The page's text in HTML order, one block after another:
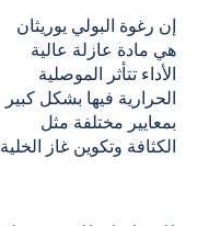
إن رغوة البولي يوريثان
هي مادة عازلة عالية
الأداء تتأثر الموصلية
الحرارية فيها بشكل كبير
بمعايير مختلفة مثل
الكثافة وتكوين غاز الخلية
والرطوبة والتقادم. تزداد
الموصلية الحرارية قليلاً
مع التقدم في العمر،
حيث تنتشر الغازات داخل